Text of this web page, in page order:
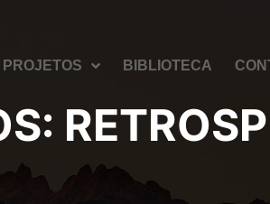
PROJETOS BIBLIOTECA